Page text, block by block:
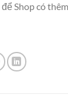
Shop có